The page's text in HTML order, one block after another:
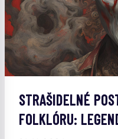
STRAŠIDELNÉ
FOLKLÓRU: